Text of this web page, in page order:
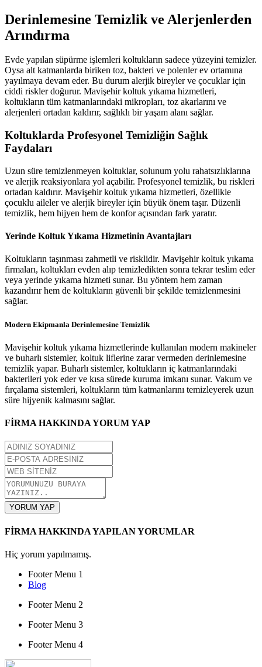
Derinlemesine Temizlik ve Alerjenlerden
Arındırma
Evde yapılan süpürme işlemleri koltukların sadece yüzeyini temizler.
Oysa alt katmanlarda biriken toz, bakteri ve polenler ev ortamına
yayılmaya devam eder. Bu durum alerjik bireyler ve çocuklar için
ciddi riskler doğurur. Mavişehir koltuk yıkama hizmetleri,
koltukların tüm katmanlarındaki mikropları, toz akarlarını ve
alerjenleri ortadan kaldırır, sağlıklı bir yaşam alanı sağlar.
Koltuklarda Profesyonel Temizliğin Sağlık
Faydaları
Uzun süre temizlenmeyen koltuklar, solunum yolu rahatsızlıklarına
ve alerjik reaksiyonlara yol açabilir. Profesyonel temizlik, bu riskleri
ortadan kaldırır. Mavişehir koltuk yıkama hizmetleri, özellikle
çocuklu aileler ve alerjik bireyler için büyük önem taşır. Düzenli
temizlik, hem hijyen hem de konfor açısından fark yaratır.
Yerinde Koltuk Yıkama Hizmetinin Avantajları
Koltukların taşınması zahmetli ve risklidir. Mavişehir koltuk yıkama
firmaları, koltukları evden alıp temizledikten sonra tekrar teslim eder
veya yerinde yıkama hizmeti sunar. Bu yöntem hem zaman
kazandırır hem de koltukların güvenli bir şekilde temizlenmesini
sağlar.
Modern Ekipmanla Derinlemesine Temizlik
Mavişehir koltuk yıkama hizmetlerinde kullanılan modern makineler
ve buharlı sistemler, koltuk liflerine zarar vermeden derinlemesine
temizlik yapar. Buharlı sistemler, koltukların iç katmanlarındaki
bakterileri yok eder ve kısa sürede kuruma imkanı sunar. Vakum ve
fırçalama sistemleri, koltukların tüm katmanlarını temizleyerek uzun
süre hijyenik kalmasını sağlar.
FİRMA HAKKINDA YORUM YAP
YORUM YAP
FİRMA HAKKINDA YAPILAN YORUMLAR
Hiç yorum yapılmamış.
Footer Menu 1
Blog
Footer Menu 2
Footer Menu 3
Footer Menu 4